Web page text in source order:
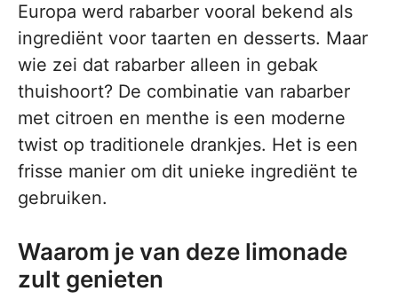
Europa werd rabarber vooral bekend als
ingrediënt voor taarten en desserts. Maar
wie zei dat rabarber alleen in gebak
thuishoort? De combinatie van rabarber
met citroen en menthe is een moderne
twist op traditionele drankjes. Het is een
frisse manier om dit unieke ingrediënt te
gebruiken.
Waarom je van deze limonade
zult genieten